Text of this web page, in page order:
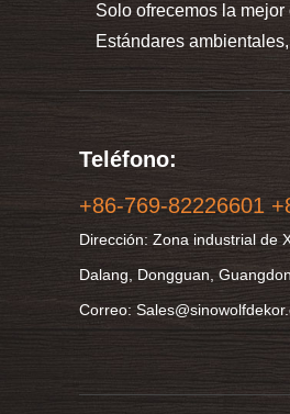
Solo ofrecemos la
Estándares
Teléfono:
+86-769-82226601
Dirección: Zona industrial de
Dalang, Dongguan,
Correo: